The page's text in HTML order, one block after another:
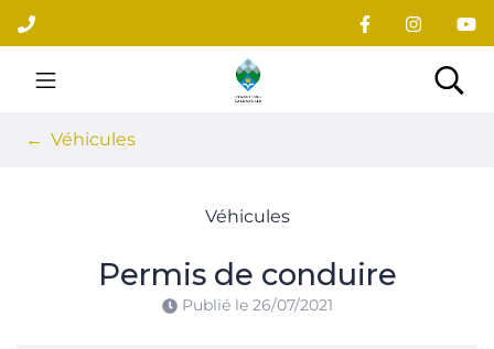
Aller
au
contenu
Site officiel du village
Véhicules
Véhicules
Permis de conduire
Publié le 26/07/2021